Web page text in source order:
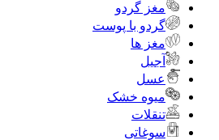
مغز گردو
گردو با پوست
مغز ها
آجیل
عسل
میوه خشک
تنقلات
سوغاتی